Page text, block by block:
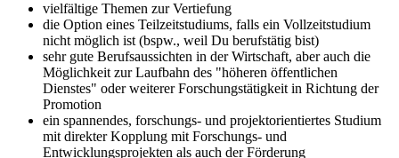
vielfältige Themen zur Vertiefung
die Option eines Teilzeitstudiums, falls ein Vollzeitstudium
nicht möglich ist (bspw., weil Du berufstätig bist)
sehr gute Berufsaussichten in der Wirtschaft, aber auch die
Möglichkeit zur Laufbahn des "höheren öffentlichen
Dienstes" oder weiterer Forschungstätigkeit in Richtung der
Promotion
ein spannendes, forschungs- und projektorientiertes Studium
mit direkter Kopplung mit Forschungs- und
Entwicklungsprojekten als auch der Förderung